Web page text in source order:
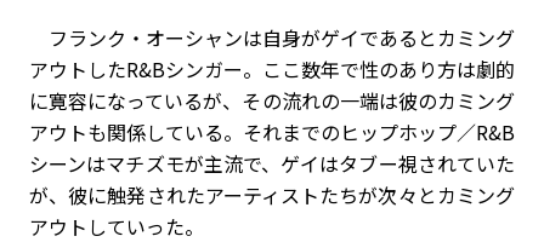
フランク・オーシャンは自身がゲイであるとカミング
アウトしたR&Bシンガー。ここ数年で性のあり方は劇的
に寛容になっているが、その流れの一端は彼のカミング
アウトも関係している。それまでのヒップホップ／R&B
シーンはマチズモが主流で、ゲイはタブー視されていた
が、彼に触発されたアーティストたちが次々とカミング
アウトしていった。